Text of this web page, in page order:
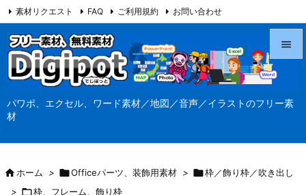
パワポ、エクセル、ワード素材／地図／音声／イラストのフリー素
材




素材リクエスト FAQ ご利用規約 お問い合わせ
当サイト（Digipot.net）について
ホーム > Officeパーツ、装飾用素材 > 枠／飾り枠／吹き出し
> 枠、フレーム、飾り枠